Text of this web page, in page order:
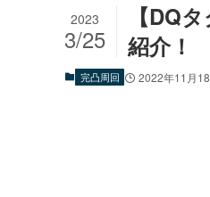
【DQ
紹介！
2023
3/25
完凸周回 2022年11月